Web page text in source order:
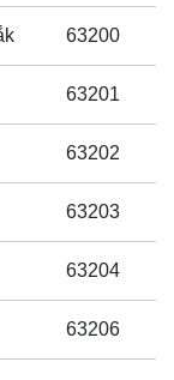
63200
63201
63202
63203
63204
63206